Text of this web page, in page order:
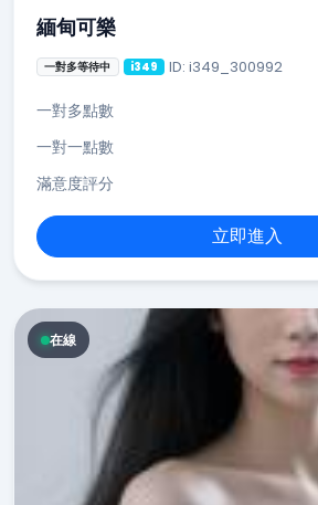
緬甸可樂
一對多等待中 i349 ID: i349_300992
一對多點數
一對一點數
滿意度評分
立即進入
在線